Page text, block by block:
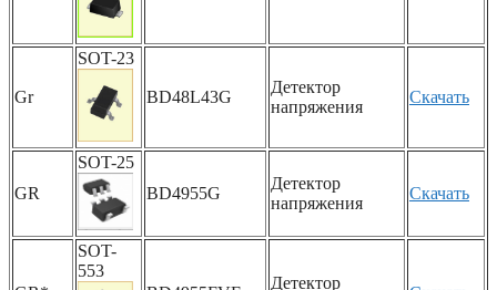
Gr
SOT-23
BD48L43G
Детектор
напряжения
Скачать
GR
SOT-25
BD4955G
Детектор
напряжения
Скачать
SOT-
553
Детектор